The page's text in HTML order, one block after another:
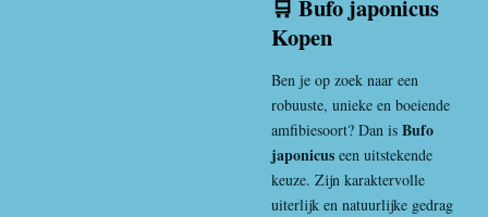
🛒 Bufo japonicus
Kopen
Ben je op zoek naar een
robuuste, unieke en boeiende
amfibiesoort? Dan is Bufo
japonicus een uitstekende
keuze. Zijn karaktervolle
uiterlijk en natuurlijke gedrag